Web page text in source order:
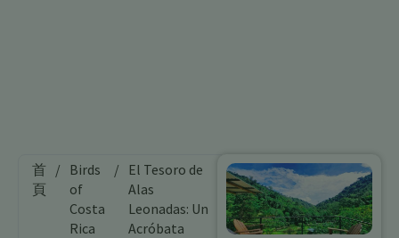
首
頁
/ Birds
of
Costa
Rica
/ El Tesoro de
Alas
Leonadas: Un
Acróbata